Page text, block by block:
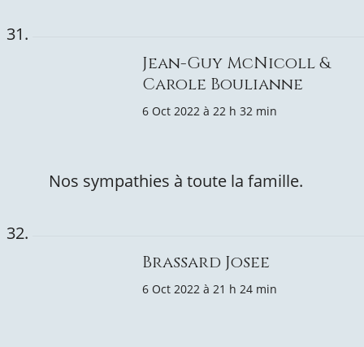
Jean-Guy McNicoll &
Carole Boulianne
6 Oct 2022 à 22 h 32 min
Nos sympathies à toute la famille.
Brassard Josee
6 Oct 2022 à 21 h 24 min